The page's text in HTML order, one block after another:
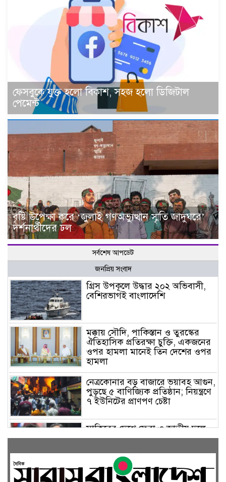
ফেসবুকে যুক্ত হলো বিকাশ, সহজ হলো ডিজিটাল
পেমেন্ট
বৃষ্টি উপেক্ষা করে ‘জুলাই গণঅভ্যুত্থান স্মৃতি জাদুঘরে’
দর্শনার্থীদের ঢল
সর্বশেষ আপডেট
জনপ্রিয় সংবাদ
গ্রিস উপকূলে উদ্ধার ২০২ অভিবাসী,
বেশিরভাগই বাংলাদেশি
মক্কায় সৌদি, পাকিস্তান ও তুরস্কের
ঐতিহাসিক প্রতিরক্ষা চুক্তি, একজনের
ওপর হামলা মানেই তিন দেশের ওপর
হামলা
নেত্রকোনার বড় বাজারে ভয়াবহ আগুন,
পুড়ছে ৫ বাণিজ্যিক প্রতিষ্ঠান; নিয়ন্ত্রণে
৭ ইউনিটের প্রাণপণ চেষ্টা
সাকিবের দেশে ফেরা ও জাতীয় দলে
ফেরার সম্ভাবনা নেই, ইঙ্গিত ক্রীড়া
ফেসবুকে যুক্ত হলো বিকাশ, সহজ